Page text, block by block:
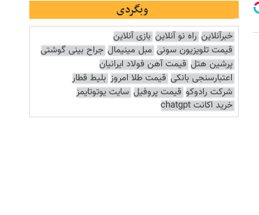
وبگردی
خبرآنلاین راه نو آنلاین بازی آنلاین
قیمت تلویزیون سونی مبل مینیمال جراح بینی گوشتی
پرشین هتل قیمت آهن فولاد ایرانیان
اعتبارسنجی بانکی قیمت طلا امروز بلیط قطار
شرکت رادوکو قیمت پروفیل سایت یوتوتایمز
خرید اکانت chatgpt